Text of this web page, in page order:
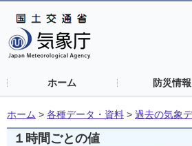
ホーム 防災情報
ホーム > 各種データ・資料 > 過去の気象
１時間ごとの値